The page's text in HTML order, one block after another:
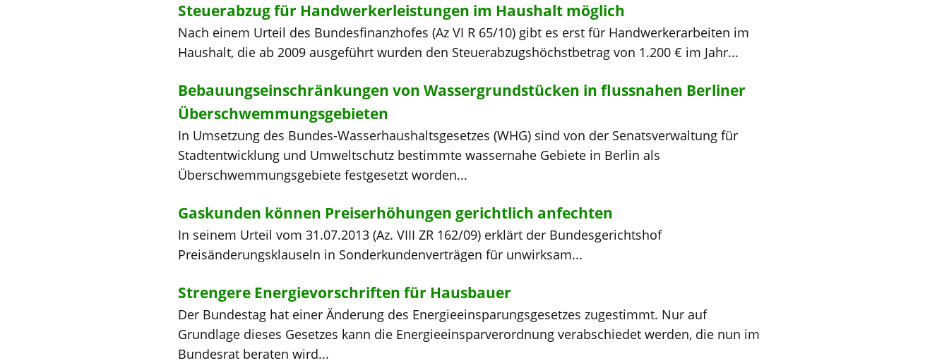
Steuerabzug für Handwerkerleistungen im Haushalt möglich
Nach einem Urteil des Bundesfinanzhofes (Az VI R 65/10) gibt es erst für Handwerkerarbeiten im
Haushalt, die ab 2009 ausgeführt wurden den Steuerabzugshöchstbetrag von 1.200 € im Jahr...
Bebauungseinschränkungen von Wassergrundstücken in flussnahen Berliner
Überschwemmungsgebieten
In Umsetzung des Bundes-Wasserhaushaltsgesetzes (WHG) sind von der Senatsverwaltung für
Stadtentwicklung und Umweltschutz bestimmte wassernahe Gebiete in Berlin als
Überschwemmungsgebiete festgesetzt worden...
Gaskunden können Preiserhöhungen gerichtlich anfechten
In seinem Urteil vom 31.07.2013 (Az. VIII ZR 162/09) erklärt der Bundesgerichtshof
Preisänderungsklauseln in Sonderkundenverträgen für unwirksam...
Strengere Energievorschriften für Hausbauer
Der Bundestag hat einer Änderung des Energieeinsparungsgesetzes zugestimmt. Nur auf
Grundlage dieses Gesetzes kann die Energieeinsparverordnung verabschiedet werden, die nun im
Bundesrat beraten wird...